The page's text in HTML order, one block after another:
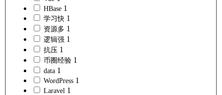
HBase 1
学习快 1
资源多 1
逻辑强 1
抗压 1
币圈经验 1
data 1
WordPress 1
Laravel 1